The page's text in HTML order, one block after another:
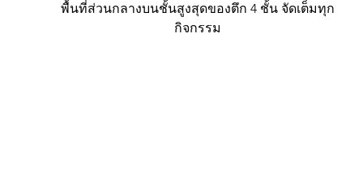
พื้นที่ส่วนกลางบนชั้นสูงสุดของตึก 4 ชั้น จัดเต็มทุก
กิจกรรม